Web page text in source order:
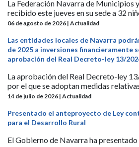
La Federación Navarra de Municipios
recibido este jueves en su sede a 32
06 de agosto de 2026 | Actualidad
Las entidades locales de Navarra
de 2025 a inversiones financieramente
aprobación del Real Decreto-ley 13/
La aprobación del Real Decreto-ley
por el que se adoptan medidas
14 de julio de 2026 | Actualidad
Presentado el anteproyecto de Ley
para el Desarrollo Rural
El Gobierno de Navarra ha presentado